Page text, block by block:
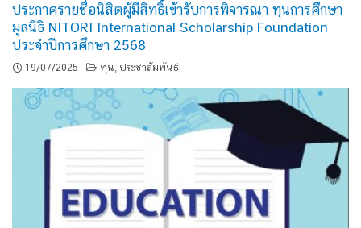
ประกาศรายชื่อนิสิตผู้มีสิทธิ์เข้ารับการพิจารณา ทุนการศึกษา
มูลนิธิ NITORI International Scholarship Foundation
ประจำปีการศึกษา 2568
19/07/2025 ทุน, ประชาสัมพันธ์